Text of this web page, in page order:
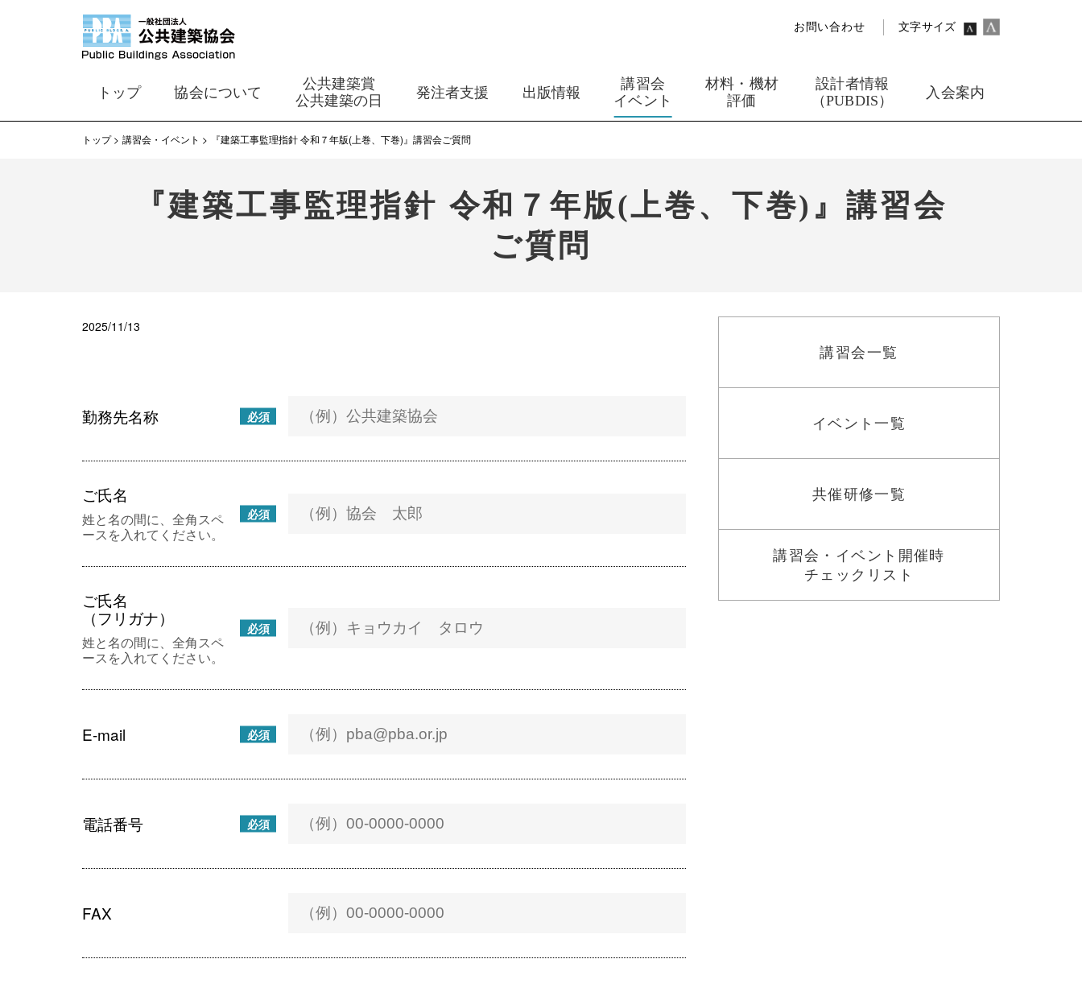
お問い合わせ 文字サイズ
トップ 協会について
公共建築賞
公共建築の日
発注者支援 出版情報
講習会
イベント
材料・機材
評価
設計者情報
（PUBDIS）
入会案内
トップ 講習会・イベント 『建築工事監理指針 令和７年版(上巻、下巻)』講習会ご質問
『建築工事監理指針 令和７年版(上巻、下巻)』講習会
ご質問
2025/11/13
勤務先名称 必須
ご氏名
必須
姓と名の間に、全角スペ
ースを入れてください。
ご氏名
（フリガナ）
必須
姓と名の間に、全角スペ
ースを入れてください。
E-mail 必須
電話番号 必須
FAX
講習会一覧
イベント一覧
共催研修一覧
講習会・イベント開催時
チェックリスト